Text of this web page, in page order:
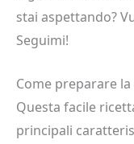
stai aspettando?
Seguimi!
Come preparare
Questa facile
principali